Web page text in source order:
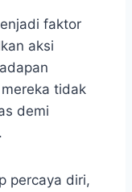
faktor
aksi
tidak
demi
percaya diri,